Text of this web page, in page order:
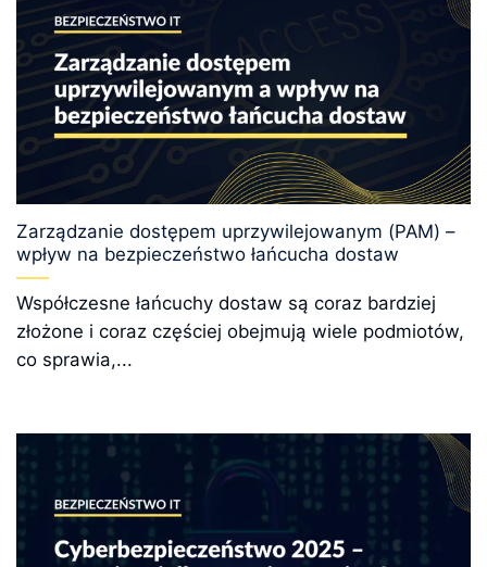
Zarządzanie dostępem uprzywilejowanym (PAM) –
wpływ na bezpieczeństwo łańcucha dostaw
Współczesne łańcuchy dostaw są coraz bardziej
złożone i coraz częściej obejmują wiele podmiotów,
co sprawia,...